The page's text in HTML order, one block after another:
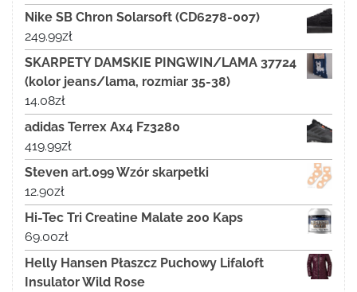
Nike SB Chron Solarsoft (CD6278-007)
249.99zł
SKARPETY DAMSKIE PINGWIN/LAMA 37724
(kolor jeans/lama, rozmiar 35-38)
14.08zł
adidas Terrex Ax4 Fz3280
419.99zł
Steven art.099 Wzór skarpetki
12.90zł
Hi-Tec Tri Creatine Malate 200 Kaps
69.00zł
Helly Hansen Płaszcz Puchowy Lifaloft
Insulator Wild Rose